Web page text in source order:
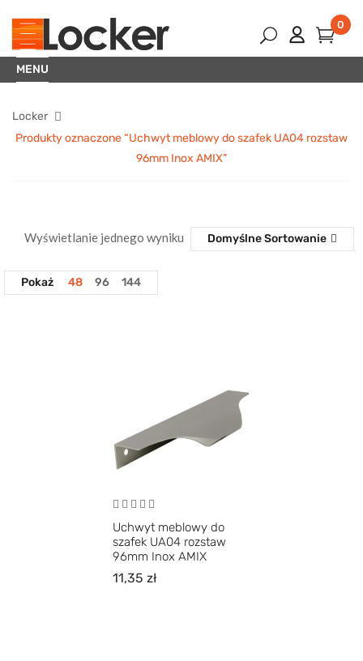
0
MENU
Locker
Produkty oznaczone “Uchwyt meblowy do szafek UA04 rozstaw
96mm Inox AMIX”
Wyświetlanie jednego wyniku Domyślne Sortowanie
Pokaż 48 96 144
Uchwyt meblowy do
szafek UA04 rozstaw
96mm Inox AMIX
11,35zł